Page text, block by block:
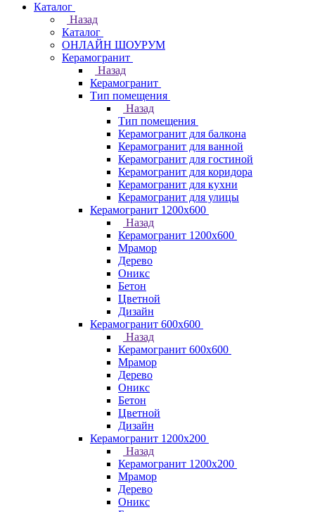
Каталог
Назад
Каталог
ОНЛАЙН ШОУРУМ
Керамогранит
Назад
Керамогранит
Тип помещения
Назад
Тип помещения
Керамогранит для балкона
Керамогранит для ванной
Керамогранит для гостиной
Керамогранит для коридора
Керамогранит для кухни
Керамогранит для улицы
Керамогранит 1200х600
Назад
Керамогранит 1200х600
Мрамор
Дерево
Оникс
Бетон
Цветной
Дизайн
Керамогранит 600х600
Назад
Керамогранит 600х600
Мрамор
Дерево
Оникс
Бетон
Цветной
Дизайн
Керамогранит 1200x200
Назад
Керамогранит 1200x200
Мрамор
Дерево
Оникс